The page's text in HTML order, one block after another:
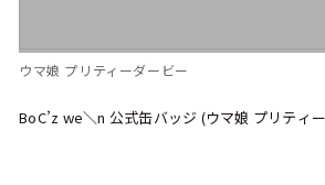
ウマ娘 プリティーダービー
BoC’z we＼n 公式缶バッジ (ウマ娘 プリティ